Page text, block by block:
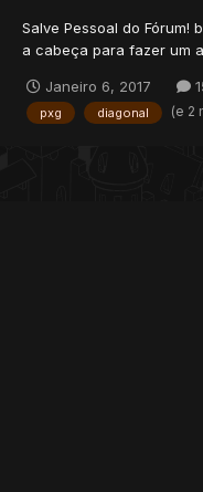
Salve Pessoal do Fórum!
a cabeça para fazer um
saiba que estou falando
Janeiro 6, 2017
pxg diagonal (e 2